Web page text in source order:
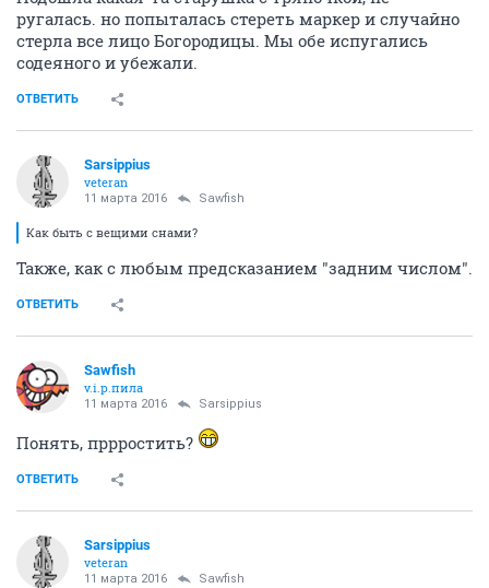
ругалась. но попыталась стереть маркер и случайно
стерла все лицо Богородицы. Мы обе испугались
содеяного и убежали.
ОТВЕТИТЬ
Sarsippius
veteran
11 марта 2016 Sawfish
Как быть с вещими снами?
Также, как с любым предсказанием "задним числом".
ОТВЕТИТЬ
Sawfish
v.i.p.пила
11 марта 2016 Sarsippius
Понять, пррростить?
ОТВЕТИТЬ
Sarsippius
veteran
11 марта 2016 Sawfish